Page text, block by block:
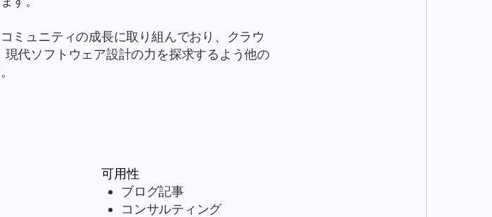
ミュニティの成長に取り組んでおり、クラウ
代ソフトウェア設計の力を探求するよう他の
可用性
ブログ記事
コンサルティング